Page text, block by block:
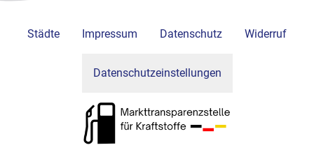
Städte Impressum Datenschutz Widerruf
Datenschutzeinstellungen